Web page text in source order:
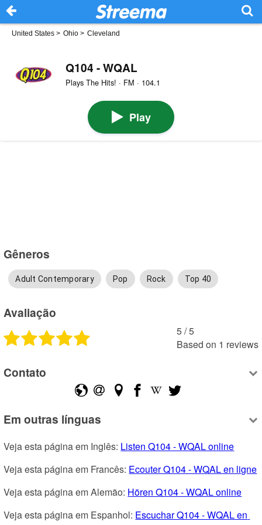
United States > Ohio > Cleveland
Q104 - WQAL
Plays The Hits! · FM · 104.1
Play
Gêneros
Adult Contemporary Pop Rock Top 40
Avaliação
5 /5
Based on 1 reviews
Contato
Em outras línguas
Veja esta página em Inglês: Listen Q104 - WQAL online
Veja esta página em Francês: Ecouter Q104 - WQAL en ligne
Veja esta página em Alemão: Hören Q104 - WQAL online
Veja esta página em Espanhol: Escuchar Q104 - WQAL en